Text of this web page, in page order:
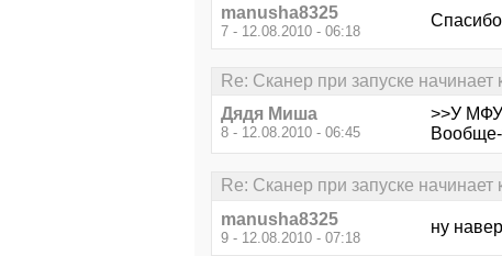
manusha8325
7 - 12.08.2010 - 06:18
Спасибо
Re: Сканер при запуске начинает
Дядя Миша
8 - 12.08.2010 - 06:45
>>У МФУ
Вообще-
Re: Сканер при запуске начинает
manusha8325
9 - 12.08.2010 - 07:18
ну